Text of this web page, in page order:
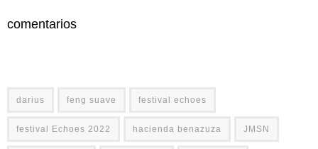
comentarios
darius feng suave festival echoes
festival Echoes 2022 hacienda benazuza JMSN